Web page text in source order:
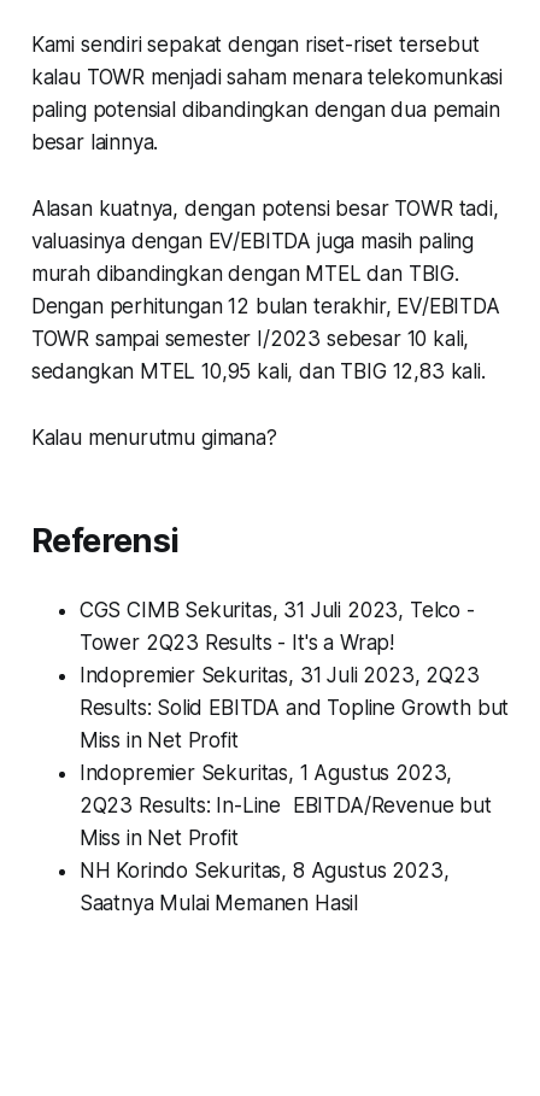
Kami sendiri sepakat dengan riset-riset tersebut
kalau TOWR menjadi saham menara telekomunkasi
paling potensial dibandingkan dengan dua pemain
besar lainnya.
Alasan kuatnya, dengan potensi besar TOWR tadi,
valuasinya dengan EV/EBITDA juga masih paling
murah dibandingkan dengan MTEL dan TBIG.
Dengan perhitungan 12 bulan terakhir, EV/EBITDA
TOWR sampai semester I/2023 sebesar 10 kali,
sedangkan MTEL 10,95 kali, dan TBIG 12,83 kali.
Kalau menurutmu gimana?
Referensi
CGS CIMB Sekuritas, 31 Juli 2023, Telco -
Tower 2Q23 Results - It's a Wrap!
Indopremier Sekuritas, 31 Juli 2023, 2Q23
Results: Solid EBITDA and Topline Growth but
Miss in Net Profit
Indopremier Sekuritas, 1 Agustus 2023,
2Q23 Results: In-Line EBITDA/Revenue but
Miss in Net Profit
NH Korindo Sekuritas, 8 Agustus 2023,
Saatnya Mulai Memanen Hasil